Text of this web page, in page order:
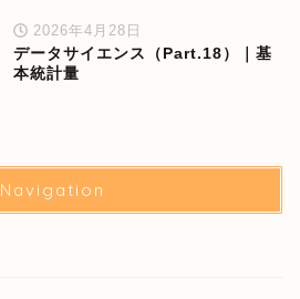
2026年4月28日
データサイエンス（Part.18）｜基
本統計量
Navigation